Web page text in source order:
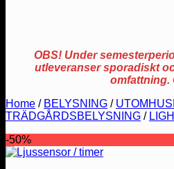
OBS! Under
utleveranser sporadiskt
omfattning.
Home / BELYSNING /
TRÄDGÅRDSBELYSNING /
-50%